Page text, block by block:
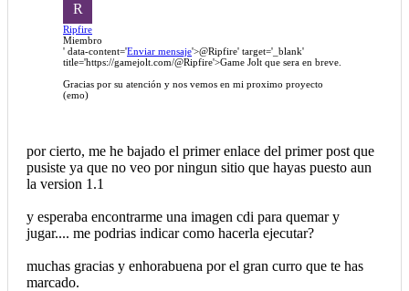
R
Ripfire
Miembro
' data-content='Enviar mensaje'>@Ripfire' target='_blank'
title='https://gamejolt.com/@Ripfire'>Game Jolt que sera en breve.
Gracias por su atención y nos vemos en mi proximo proyecto
(emo)
por cierto, me he bajado el primer enlace del primer post que
pusiste ya que no veo por ningun sitio que hayas puesto aun
la version 1.1
y esperaba encontrarme una imagen cdi para quemar y
jugar.... me podrias indicar como hacerla ejecutar?
muchas gracias y enhorabuena por el gran curro que te has
marcado.